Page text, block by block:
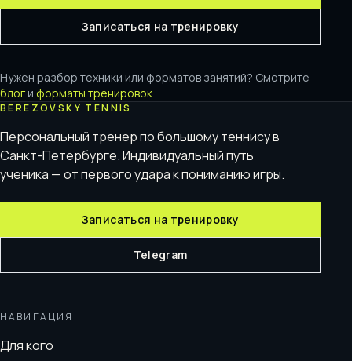
Записаться на тренировку
Нужен разбор техники или форматов занятий? Смотрите
блог и форматы тренировок.
BEREZOVSKY TENNIS
Персональный тренер по большому теннису в
Санкт-Петербурге. Индивидуальный путь
ученика — от первого удара к пониманию игры.
Записаться на тренировку
Telegram
НАВИГАЦИЯ
Для кого